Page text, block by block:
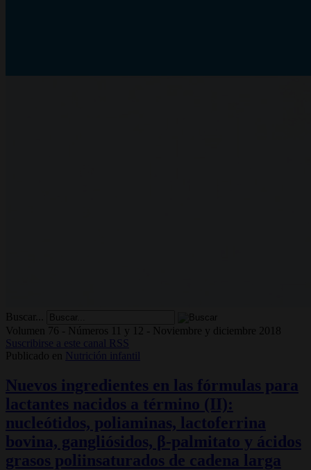
Buscar...
Volumen 76 - Números 11 y 12 - Noviembre y diciembre 2018
Suscribirse a este canal RSS
Publicado en
Nutrición infantil
Nuevos ingredientes en las fórmulas para
lactantes nacidos a término (II):
nucleótidos, poliaminas, lactoferrina
bovina, gangliósidos, β-palmitato y ácidos
grasos poliinsaturados de cadena larga